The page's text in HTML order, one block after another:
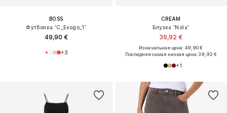
BOSS
Футболка 'C_Esogo_1'
49,90 €
+3
CREAM
Блузка 'Nola'
39,92 €
Изначальная цена: 49,90 €
Последняя самая низкая цена:39,92 €
+1